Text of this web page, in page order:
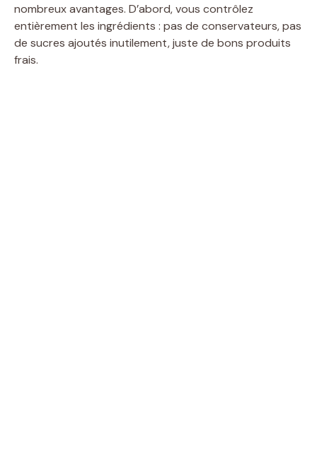
nombreux avantages. D’abord, vous contrôlez
entièrement les ingrédients : pas de conservateurs, pas
de sucres ajoutés inutilement, juste de bons produits
frais.